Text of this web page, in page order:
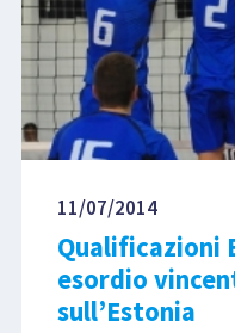
11/07/2014
Qualificazioni
esordio
sull’Estonia